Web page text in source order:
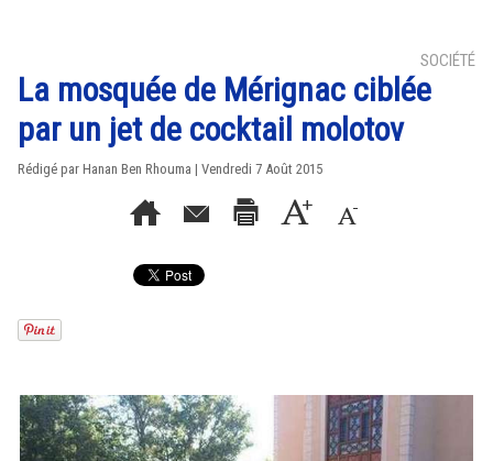
SOCIÉTÉ
La mosquée de Mérignac ciblée
par un jet de cocktail molotov
Rédigé par Hanan Ben Rhouma | Vendredi 7 Août 2015